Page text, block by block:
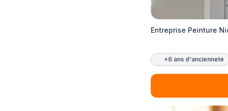
Entreprise Peinture
+6 ans d'ancienneté